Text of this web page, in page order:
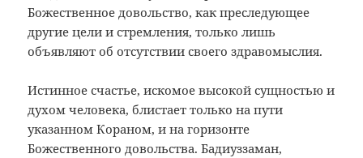
Божественное довольство, как преследующее
другие цели и стремления, только лишь
объявляют об отсутствии своего здравомыслия.
Истинное счастье, искомое высокой сущностью и
духом человека, блистает только на пути
указанном Кораном, и на горизонте
Божественного довольства. Бадиуззаман,